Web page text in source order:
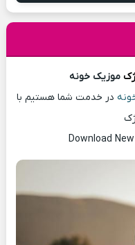
ژک موزیک خونه
در خدمت شما هستیم با
Download